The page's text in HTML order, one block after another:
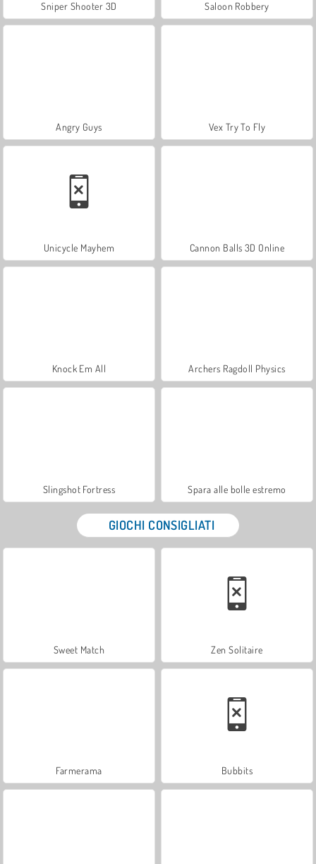
Sniper Shooter 3D Saloon Robbery
Angry Guys Vex Try To Fly
Unicycle Mayhem Cannon Balls 3D Online
Knock Em All Archers Ragdoll Physics
Slingshot Fortress Spara alle bolle estremo
GIOCHI CONSIGLIATI
Sweet Match Zen Solitaire
Farmerama Bubbits